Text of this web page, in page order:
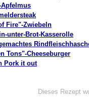
Fire"-Zwiebeln
unter-Brot-Kasserolle
Tons"-Cheeseburger
Pork it out
Dieses Rezept